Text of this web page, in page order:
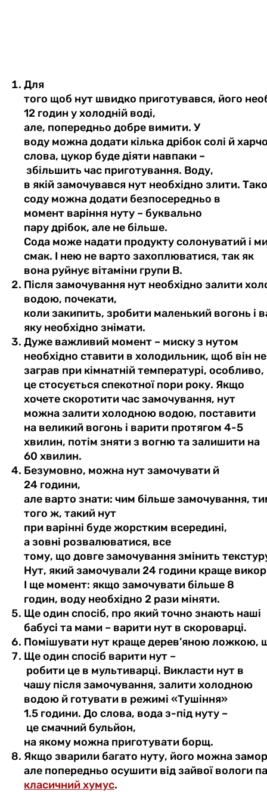
Для
того щоб нут швидко приготувався, його
12 годин ухолодній воді,
але, попередньо добре вимити. У
воду можнадодати кількадрібоксолі й
слова, цукор будедіяти навпаки –
збільшить час приготування. Воду,
в якійзамочувався нут необхідно злити.
соду можнадодати безпосередньо в
момент варіння нуту – буквально
пару дрібок, але не більше.
Сода може надати продуктусолонуватий і
смак. І нею не варто захоплюватися, так як
вона руйнує вітаміни групи В.
Після замочування нут необхідно залити
водою, почекати,
коли закипить, зробити маленький вогонь і
яку необхідно знімати.
Дуже важливий момент – миску з нутом
необхідно ставити в холодильник, щоб він не
заграв при кімнатній температурі, особливо,
це стосується спекотної пори року. Якщо
хочете скоротити час замочування, нут
можна залити холодною водою, поставити
на великий вогонь і варити протягом 4-5
хвилин, потім зняти з вогню та залишити на
60 хвилин.
Безумовно, можна нутзамочувати й
24 години,
але варто знати: чим більшезамочування,
того ж, такий нут
при варінні будежорстким всередині,
азовні розвалюватися, все
тому, що довгезамочуваннязмінить
Нут, якийзамочували24 години краще
І ще момент: якщо замочувати більше 8
годин, воду необхідно 2 рази міняти.
Ще один спосіб, про який точно знають наші
бабусі та мами – варити нут в скороварці.
Помішувати нут кращедерев’яноюложкою,
Щеодин спосіб варити нут –
робити це в мультиварці. Викласти нут в
чашу післязамочування, залитихолодною
водою й готувати в режимі «Тушіння»
1.5 години. До слова, вода з-під нуту –
цесмачний бульйон,
на якому можна приготувати борщ.
Якщо зварили багато нуту, його можна
але попередньо осушити відзайвої вологи
класичний хумус.